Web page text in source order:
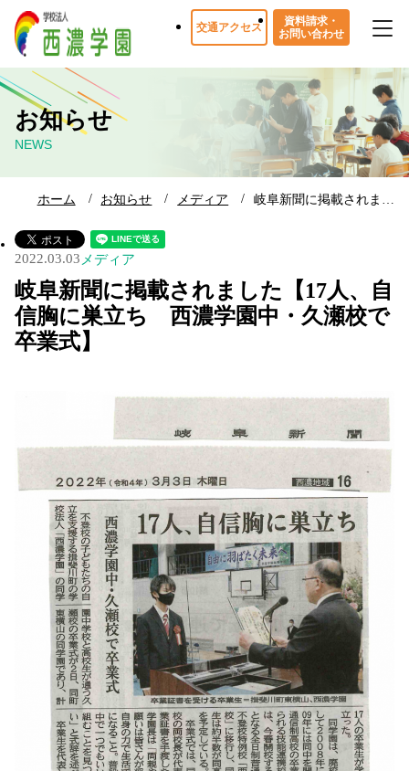
交通アクセス
資料請求・
お問い合わせ
お知らせ
NEWS
ホーム お知らせ メディア 岐阜新聞に掲載されま…
2022.03.03 メディア
岐阜新聞に掲載されました【17人、自
信胸に巣立ち 西濃学園中・久瀬校で
卒業式】